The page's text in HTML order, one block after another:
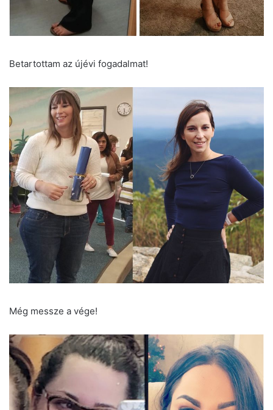
Betartottam az újévi fogadalmat!
Még messze a vége!